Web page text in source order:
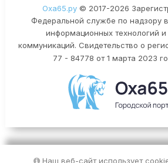
Оха65.ру© 2017-2026
Федеральной службе по надзору
информационных технологий
коммуникаций. Свидетельство о
77 - 84778 от 1 марта 2023
Наш веб-сайт использует